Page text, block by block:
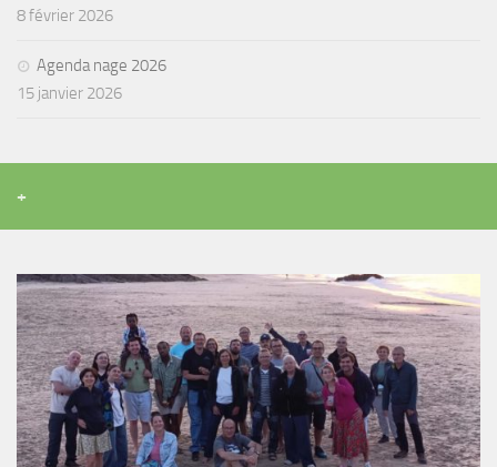
8 février 2026
Agenda nage 2026
15 janvier 2026
+